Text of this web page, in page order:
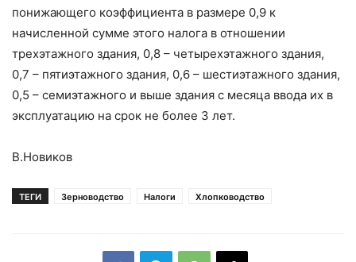
понижающего коэффициента в размере 0,9 к
начисленной сумме этого налога в отношении
трехэтажного здания, 0,8 – четырехэтажного здания,
0,7 – пятиэтажного здания, 0,6 – шестиэтажного здания,
0,5 – семиэтажного и выше здания с месяца ввода их в
эксплуатацию на срок не более 3 лет.
В.Новиков
ТЕГИ Зерноводство Налоги Хлопководство